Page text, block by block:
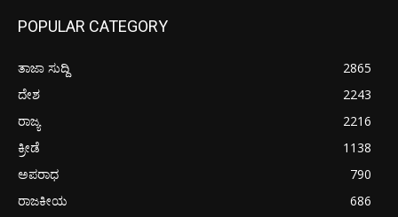
POPULAR CATEGORY
ತಾಜಾ ಸುದ್ದಿ
2865
ದೇಶ
2243
ರಾಜ್ಯ
2216
ಕ್ರೀಡೆ
1138
ಅಪರಾಧ
790
ರಾಜಕೀಯ
686